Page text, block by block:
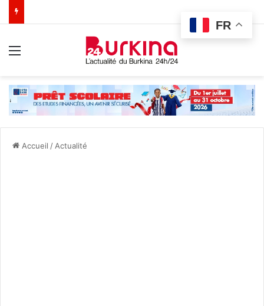
Accueil / Actualité
FR